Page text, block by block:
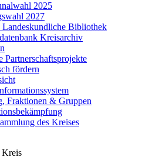
2025
2027
Bibliothek
Kreisarchiv
Partnerschaftsprojekte
fördern
Fraktionen & Gruppen
des Kreises
Kreis